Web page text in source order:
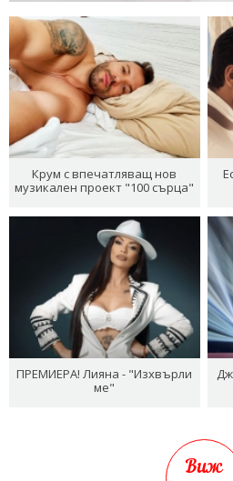
Крум с впечатляващ нов
музикален проект "100 сърца"
ПРЕМИЕРА! Лияна - "Изхвърли
ме"
Виж